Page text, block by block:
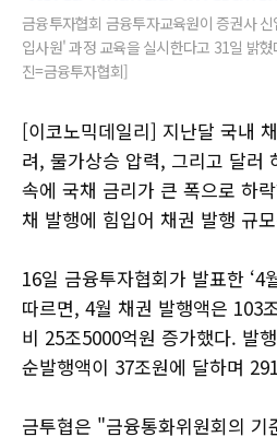
금융투자협회 금융투자교육원이 증권사
입사원' 과정 교육을 실시한다고 31일 밝
진=금융투자협회]
[이코노믹데일리] 지난달 국내
려, 물가상승 압력, 그리고 달러
속에 국채 금리가 큰 폭으로 하
채 발행에 힘입어 채권 발행 규
16일 금융투자협회가 발표한 ‘4
따르면, 4월 채권 발행액은 103
비 25조5000억원 증가했다. 발
순발행액이 37조원에 달하며
금투협은 "금융통화위원회의 기